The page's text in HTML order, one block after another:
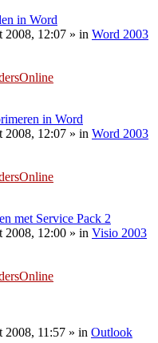
in Word
2008, 12:07 » in Word 2003
in Word
2008, 12:07 » in Word 2003
met Service Pack 2
2008, 12:00 » in Visio 2003
2008, 11:57 » in Outlook